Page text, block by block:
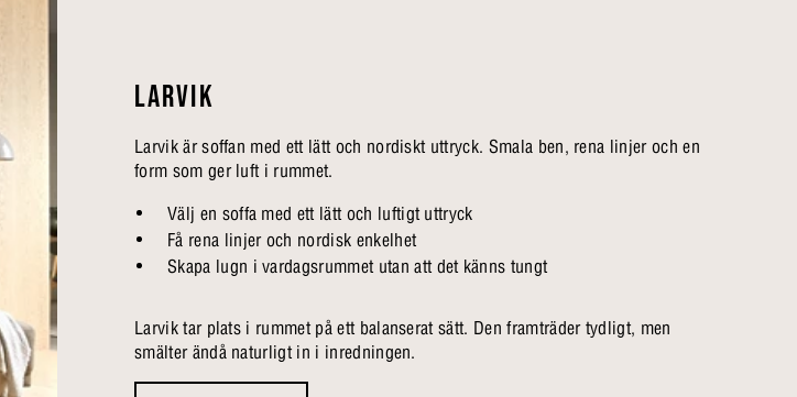
LARVIK
Larvik är soffan med ett lätt och nordiskt uttryck. Smala ben, rena linjer och en
form som ger luft i rummet.
Välj en soffa med ett lätt och luftigt uttryck
Få rena linjer och nordisk enkelhet
Skapa lugn i vardagsrummet utan att det känns tungt
Larvik tar plats i rummet på ett balanserat sätt. Den framträder tydligt, men
smälter ändå naturligt in i inredningen.